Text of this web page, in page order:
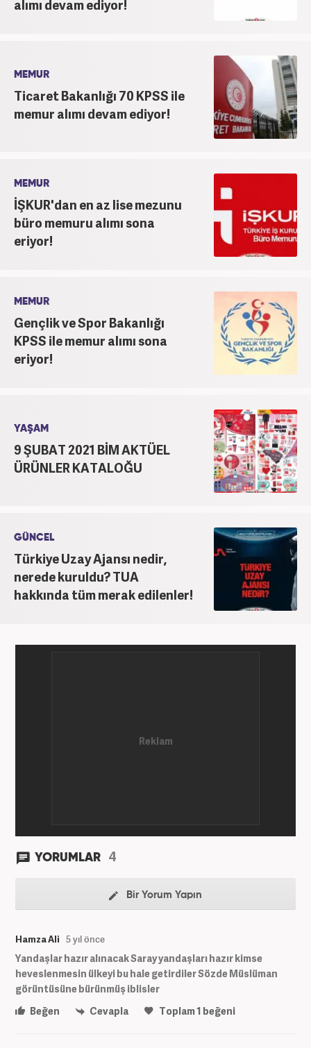
alımı devam ediyor!
MEMUR
Ticaret Bakanlığı 70 KPSS ile
memur alımı devam ediyor!
MEMUR
İŞKUR'dan en az lise mezunu
büro memuru alımı sona
eriyor!
MEMUR
Gençlik ve Spor Bakanlığı
KPSS ile memur alımı sona
eriyor!
YAŞAM
9 ŞUBAT 2021 BİM AKTÜEL
ÜRÜNLER KATALOĞU
GÜNCEL
Türkiye Uzay Ajansı nedir,
nerede kuruldu? TUA
hakkında tüm merak edilenler!
YORUMLAR 4
Bir Yorum Yapın
Hamza Ali 5 yıl önce
Yandaşlar hazır alınacak Saray yandaşları hazır kimse
heveslenmesin ülkeyi bu hale getirdiler Sözde Müslüman
görüntüsüne bürünmüş iblisler
Beğen
Cevapla Toplam1 beğeni